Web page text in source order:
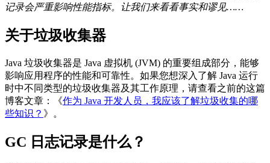
记录会严重影响性能指标。让我们来看看事实和谬见……
关于垃圾收集器
Java 垃圾收集器是 Java 虚拟机 (JVM) 的重要组成部分，能够
影响应用程序的性能和可靠性。如果您想深入了解 Java 运行
时中不同类型的垃圾收集器及其工作原理，请查看之前的这篇
博客文章：《作为 Java 开发人员，我应该了解垃圾收集的哪
些知识？ 》。
GC 日志记录是什么？